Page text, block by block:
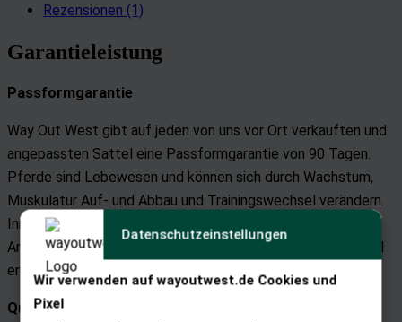
Rezensionen (1)
Garantieleistung
Passformgarantie
Way Out West gibt auf jeden von uns vor Ort verkauften und
angepassten Sattel eine Passformgarantie von 90 Tagen.
Pferde sind Lebewesen und können sich durch Wachstum,
Muskulatur Auf- und Abbau und Trainingswechsel verändern.
Innerhalb der ersten 90 Tage nach Auslieferung bzw.
Anpassung des Sattels sind alle Maßnahmen, um den Sattel
erneut anzupassen für den Käufer kostenlos.
Qualität rechnet sich –
Datenschutzeinstellungen
Wir verwenden auf wayoutwest.de Cookies und
Pixel